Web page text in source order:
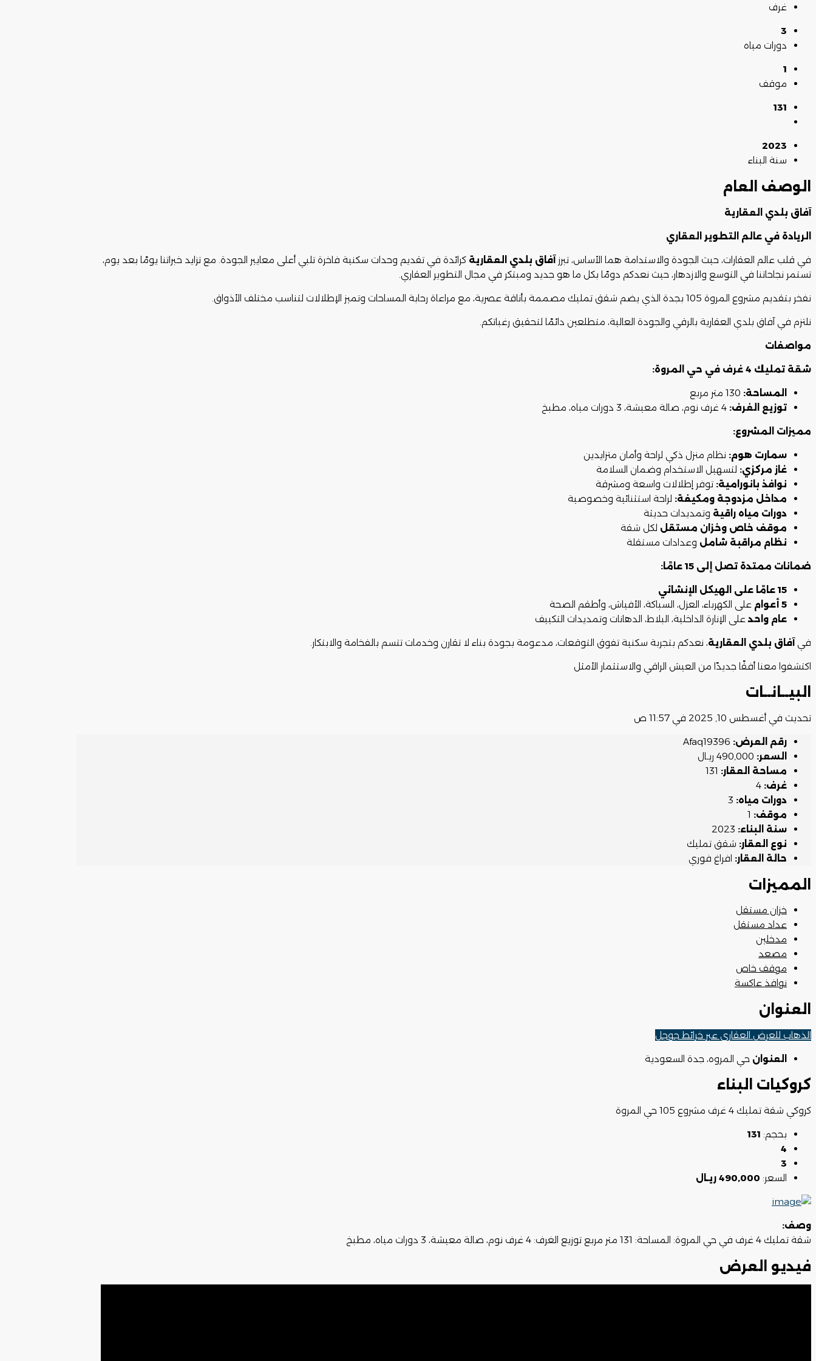
غرف
3
دورات مياه
1
موقف
131
2023
سنة البناء
الوصف العام
آفاق بلدي العقارية
الريادة في عالم التطوير العقاري
في قلب عالم العقارات، حيث الجودة والاستدامة هما الأساس، تبرزآفاق بلدي العقارية كرائدة في تقديم وحدات سكنية فاخرة تلبي أعلى معايير الجودة. مع تزايد خبراتنا يومًا بعد يوم،
تستمر نجاحاتنا في التوسع والازدهار، حيث نعدكم دومًا بكل ما هو جديد ومبتكر في مجال التطوير العقاري.
نفخر بتقديم مشروع المروة 105 بجدة الذي يضم شقق تمليك مصممة بأناقة عصرية، مع مراعاة رحابة المساحات وتميز الإطلالات لتناسب مختلف الأذواق.
نلتزم في آفاق بلدي العقارية بالرقي والجودة العالية، متطلعين دائمًا لتحقيق رغباتكم.
مواصفات
شقة تمليك 4 غرف في حي المروة:
المساحة:
توزيع الغرف:
مميزات المشروع:
سمارت هوم: نظام منزل ذكي لراحة وأمان متزايدين
غاز مركزي: لتسهيل الاستخدام وضمان السلامة
نوافذ بانورامية: توفر إطلالات واسعة ومشرقة
مداخل مزدوجة ومكيفة: لراحة استثنائية وخصوصية
دورات مياه راقية وتمديدات حديثة
موقف خاص وخزان مستقل لكل شقة
نظام مراقبة شامل وعدادات مستقلة
ضمانات ممتدة تصل إلى 15 عامًا:
15 عامًا على الهيكل الإنشائي
5 أعوام
على الكهرباء، العزل، السباكة، الأفياش، وأطقم الصحة
عام واحد على الإنارة الداخلية، البلاط، الدهانات وتمديدات التكييف
فيآفاق بلدي العقارية، نعدكم بتجربة سكنية تفوق التوقعات، مدعومة بجودة بناء لا تقارن وخدمات تتسم بالفخامة والابتكار.
اكتشفوا معنا أفقًا جديدًا من العيش الراقي والاستثمار الأمثل
البيــانــات
تحديث في أغسطس 10, 2025 في 11:57 ص
رقم العرض: Afaq19396
السعر: 490,000 ريـال
مساحة العقار: 131
غرف: 4
دورات مياه: 3
موقف: 1
سنة البناء: 2023
نوع العقار: شقق تمليك
حالة العقار: افراغ فوري
المميزات
خزان مستقل
عداد مستقل
مدخلين
مصعد
موقف خاص
نوافذ عاكسة
العنوان
الذهاب للعرض العقاري عبر خرائط جوجل
العنوان حي المروه، جدة السعودية
كروكيات البناء
كروكي شقة تمليك 4 غرف مشروع 105 حي المروة
بحجم: 131
4
3
السعر: 490,000 ريـال
وصف:
شقة تمليك 4 غرف في حي المروة: المساحة: 131 متر مربع توزيع الغرف: 4 غرف نوم، صالة معيشة، 3 دورات مياه، مطبخ
فيديو العرض